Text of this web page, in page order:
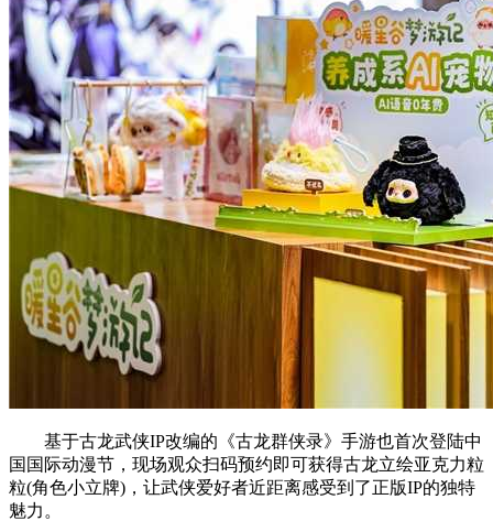
基于古龙武侠IP改编的《古龙群侠录》手游也首次登陆中
国国际动漫节，现场观众扫码预约即可获得古龙立绘亚克力粒
粒(角色小立牌)，让武侠爱好者近距离感受到了正版IP的独特
魅力。